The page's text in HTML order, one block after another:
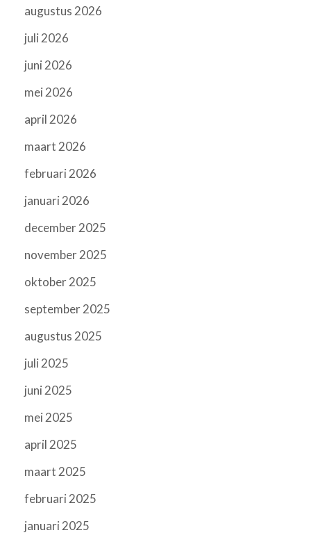
augustus 2026
juli 2026
juni 2026
mei 2026
april 2026
maart 2026
februari 2026
januari 2026
december 2025
november 2025
oktober 2025
september 2025
augustus 2025
juli 2025
juni 2025
mei 2025
april 2025
maart 2025
februari 2025
januari 2025